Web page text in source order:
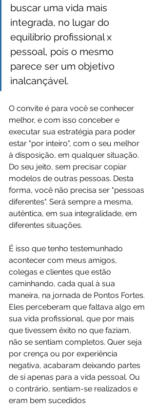
buscar uma vida mais
integrada, no lugar do
equilíbrio profissional x
pessoal, pois o mesmo
parece ser um objetivo
inalcançável.
O convite é para você se conhecer
melhor, e com isso conceber e
executar sua estratégia para poder
estar "por inteiro", com o seu melhor
à disposição, em qualquer situação.
Do seu jeito, sem precisar copiar
modelos de outras pessoas. Desta
forma, você não precisa ser "pessoas
diferentes". Será sempre a mesma,
autêntica, em sua integralidade, em
diferentes situações.
É isso que tenho testemunhado
acontecer com meus amigos,
colegas e clientes que estão
caminhando, cada qual à sua
maneira, na jornada de Pontos Fortes.
Eles perceberam que faltava algo em
sua vida profissional, que por mais
que tivessem êxito no que faziam,
não se sentiam completos. Quer seja
por crença ou por experiência
negativa, acabaram deixando partes
de si apenas para a vida pessoal. Ou
o contrário, sentiam-se realizados e
eram bem sucedidos